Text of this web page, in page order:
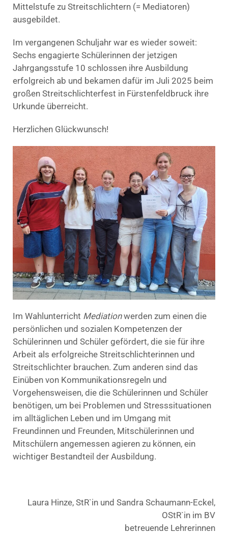
Mittelstufe zu Streitschlichtern (= Mediatoren)
ausgebildet.
Im vergangenen Schuljahr war es wieder soweit:
Sechs engagierte Schülerinnen der jetzigen
Jahrgangsstufe 10 schlossen ihre Ausbildung
erfolgreich ab und bekamen dafür im Juli 2025 beim
großen Streitschlichterfest in Fürstenfeldbruck ihre
Urkunde überreicht.
Herzlichen Glückwunsch!
Im Wahlunterricht Mediationwerden zum einen die
persönlichen und sozialen Kompetenzen der
Schülerinnen und Schüler gefördert, die sie für ihre
Arbeit als erfolgreiche Streitschlichterinnen und
Streitschlichter brauchen. Zum anderen sind das
Einüben von Kommunikationsregeln und
Vorgehensweisen, die die Schülerinnen und Schüler
benötigen, um bei Problemen und Stresssituationen
im alltäglichen Leben und im Umgang mit
Freundinnen und Freunden, Mitschülerinnen und
Mitschülern angemessen agieren zu können, ein
wichtiger Bestandteil der Ausbildung.
Laura Hinze, StR`in und Sandra Schaumann-Eckel,
OStR`in im BV
betreuende Lehrerinnen